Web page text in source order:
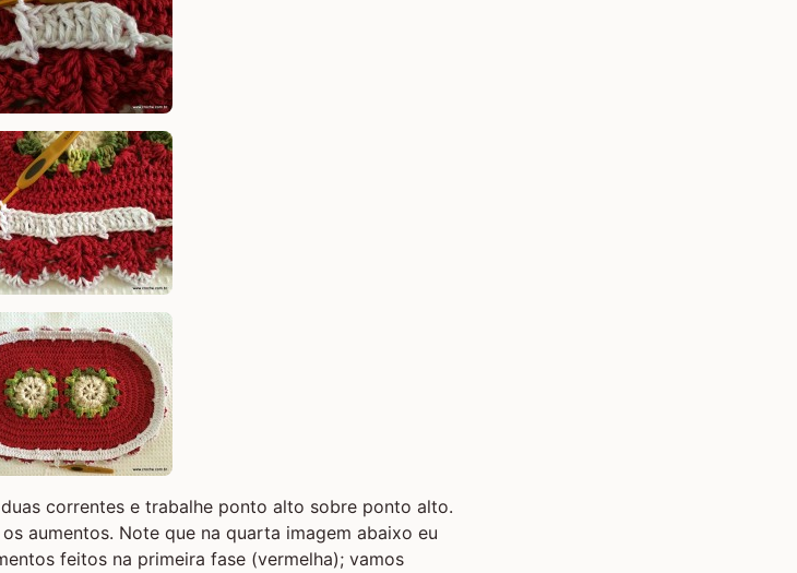
correntes e trabalhe ponto alto sobre ponto alto.
aumentos. Note que na quarta imagem abaixo eu
feitos na primeira fase (vermelha); vamos